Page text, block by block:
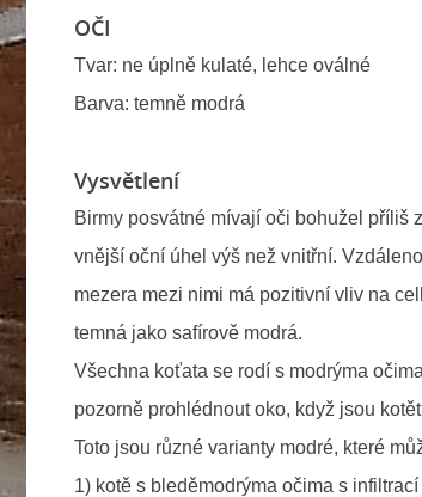
OČI
Tvar: ne úplně kulaté, lehce oválné
Barva: temně modrá
Vysvětlení
Birmy posvátné mívají oči bohužel příliš
vnější oční úhel výš než vnitřní.
mezera mezi nimi má pozitivní vliv na
temná jako safírově modrá.
Všechna koťata se rodí s modrýma
pozorně prohlédnout oko, když jsou
Toto jsou různé varianty modré, které
1) kotě s bleděmodrýma očima s